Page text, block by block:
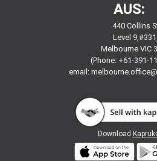
AUS:
440 Collins
Level 9,#331,
Melbourne VIC
(Phone: +61-391-
email:
Download